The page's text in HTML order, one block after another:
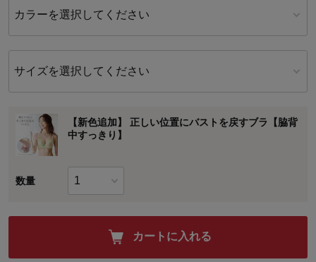
カラーを選択してください
サイズを選択してください
【新色追加】 正しい位置にバストを戻すブラ【脇背
中すっきり】
数量
カートに入れる